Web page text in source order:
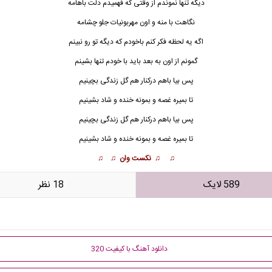
دیگه تنها نموندم از وقتی که فهمیدم دلت باهامه
نگاهت با منه و اون مهربونیات جلو چشامه
اگه یه لحظه فکر کنم باخودم که دیگه تو رو نبینم
گمونم از اون به بعد باید با خودم تنها بشینم
پس بیا باهم درکنار هم گل زندگی بچینیم
تا بمیره غصه و بمونه خنده و شاد بشینیم
پس بیا باهم درکنار هم گل زندگی بچینیم
تا بمیره غصه و بمونه خنده و شاد بشینیم
♫ ♫ نکست وان ♫ ♫
589 لایک 18 نظر
دانلود آهنگ با کیفیت 320